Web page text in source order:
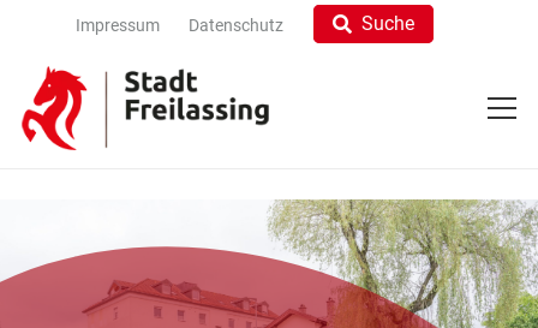
Impressum Datenschutz Suche